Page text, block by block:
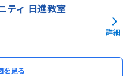
ティ 日進教室
詳細
を見る